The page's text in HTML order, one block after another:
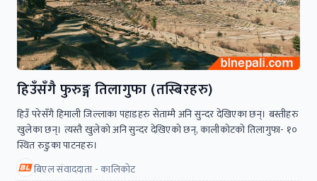
हिउँसँगै फुरुङ्ग तिलागुफा (तस्बिरहरु)
हिउँ परेसँगै हिमाली जिल्लाका पहाडहरु सेताम्मै अनि सुन्दर देखिएका छन्। बस्तीहरु
खुलेका छन्। त्यस्तै खुलेकाे अनि सुन्दर देखिएकाे छन्, कालीकाेटकाे तिलागुफा- १०
स्थित रुडुका पाटनहरु।
बिएल संवाददाता - कालिकाेट